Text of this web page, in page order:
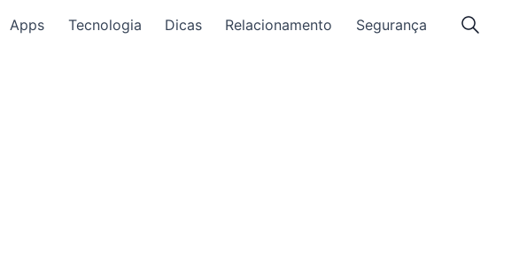
Apps Tecnologia Dicas Relacionamento Segurança